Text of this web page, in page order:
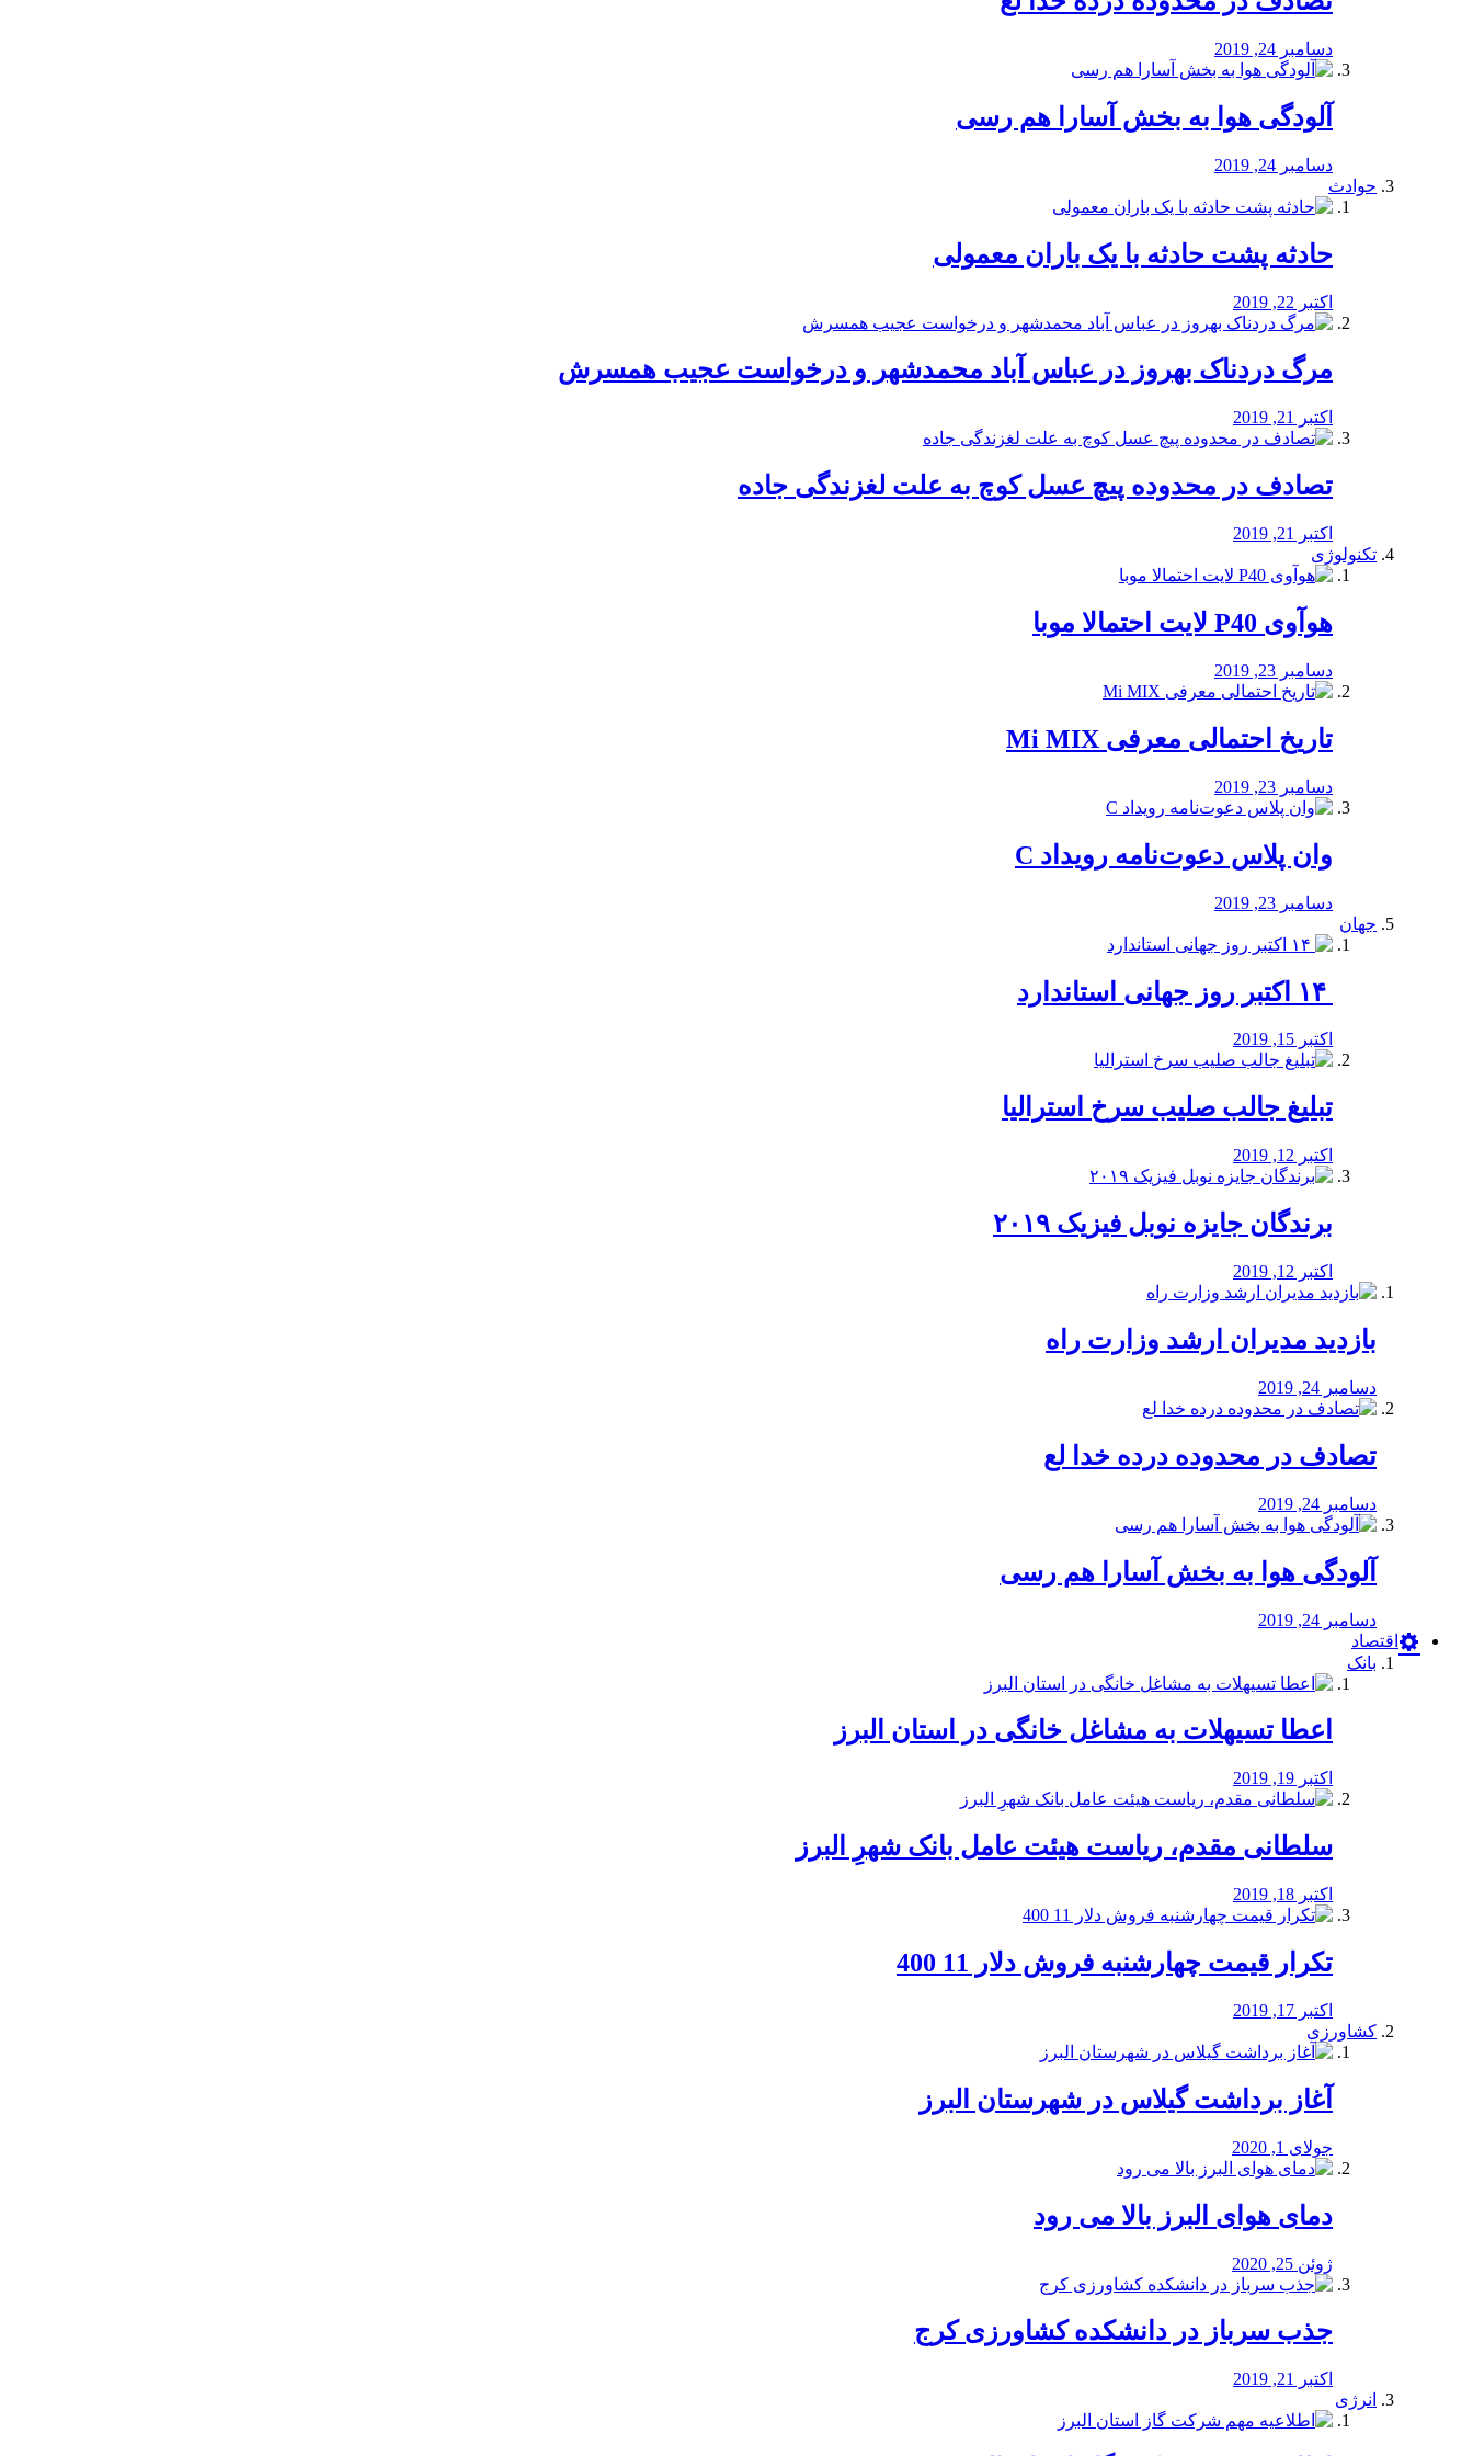
دسامبر 24, 2019
آلودگی هوا به بخش آسارا هم رسی
دسامبر 24, 2019
حوادث
️حادثه پشت حادثه با یک باران معمولی
اکتبر 22, 2019
مرگ دردناک بهروز در عباس آباد محمدشهر و درخواست عجیب همسرش
اکتبر 21, 2019
تصادف در محدوده پیچ عسل کوچ به علت لغزندگی جاده
اکتبر 21, 2019
تکنولوژی
هوآوی P40 لایت احتمالا موبا
دسامبر 23, 2019
تاریخ احتمالی معرفی Mi MIX
دسامبر 23, 2019
وان پلاس دعوت‌نامه رویداد C
دسامبر 23, 2019
جهان
اکتبر 15, 2019
تبلیغ جالب صلیب سرخ استرالیا
اکتبر 12, 2019
برندگان جایزه نوبل فیزیک ۲۰۱۹
اکتبر 12, 2019
بازدید مدیران ارشد وزارت راه
دسامبر 24, 2019
تصادف در محدوده درده خدا لع
دسامبر 24, 2019
آلودگی هوا به بخش آسارا هم رسی
دسامبر 24, 2019
اقتصاد
بانک
️اعطا تسیهلات به مشاغل خانگی در استان البرز
اکتبر 19, 2019
سلطانی مقدم، ریاست هیئت عامل بانک شهرِ البرز
اکتبر 18, 2019
تکرار قیمت چهارشنبه فروش دلار 11 400
اکتبر 17, 2019
کشاورزی
آغاز برداشت گیلاس در شهرستان البرز
جولای 1, 2020
دمای هوای البرز بالا می رود
ژوئن 25, 2020
جذب سرباز در دانشکده کشاورزی کرج
اکتبر 21, 2019
انرژی